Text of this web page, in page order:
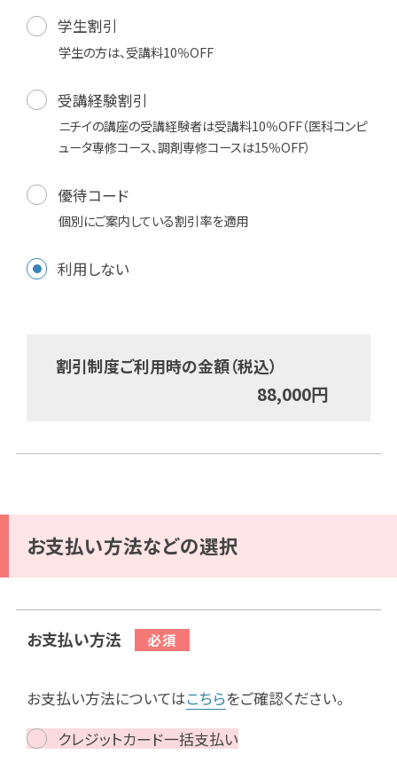
学生割引
学生の方は、受講料10％OFF
受講経験割引
ニチイの講座の受講経験者は受講料10％OFF（医科コンピ
ュータ専修コース、調剤専修コースは15％OFF）
優待コード
個別にご案内している割引率を適用
利用しない
割引制度ご利用時の金額（税込）
88,000円
お支払い方法などの選択
お支払い方法
お支払い方法についてはこちらをご確認ください。
クレジットカード一括支払い